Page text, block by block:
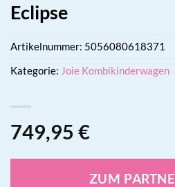
Eclipse
749,95 €
ZUM
Artikelnummer: 5056080618371
Kategorie: Joie Kombikinderwagen